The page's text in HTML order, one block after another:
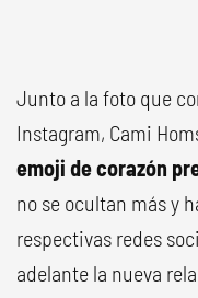
Junto a la foto que
Instagram, Cami
emoji de corazón
no se ocultan más y
respectivas redes
adelante la nueva